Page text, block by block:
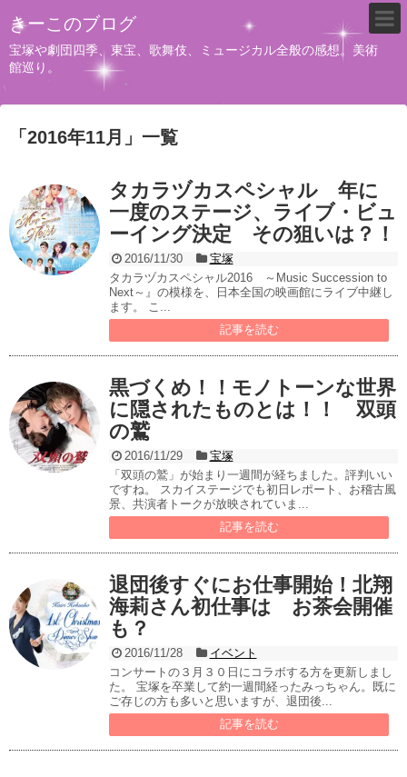
きーこのブログ
宝塚や劇団四季、東宝、歌舞伎、ミュージカル全般の感想。美術
館巡り。
「 2016年11月 」 一覧
タカラヅカスペシャル 年に
一度のステージ、ライブ・ビュ
ーイング決定 その狙いは？！
2016/11/30
宝塚
タカラヅカスペシャル2016 ～Music Succession to
Next～』の模様を、日本全国の映画館にライブ中継し
ます。 こ...
記事を読む
黒づくめ！！モノトーンな世界
に隠されたものとは！！ 双頭
の鷲
2016/11/29
宝塚
「双頭の鷲」が始まり一週間が経ちました。評判いい
ですね。 スカイステージでも初日レポート、お稽古風
景、共演者トークが放映されていま...
記事を読む
退団後すぐにお仕事開始！北翔
海莉さん初仕事は お茶会開催
も？
2016/11/28
イベント
コンサートの３月３０日にコラボする方を更新しまし
た。 宝塚を卒業して約一週間経ったみっちゃん。既に
ご存じの方も多いと思いますが、退団後...
記事を読む